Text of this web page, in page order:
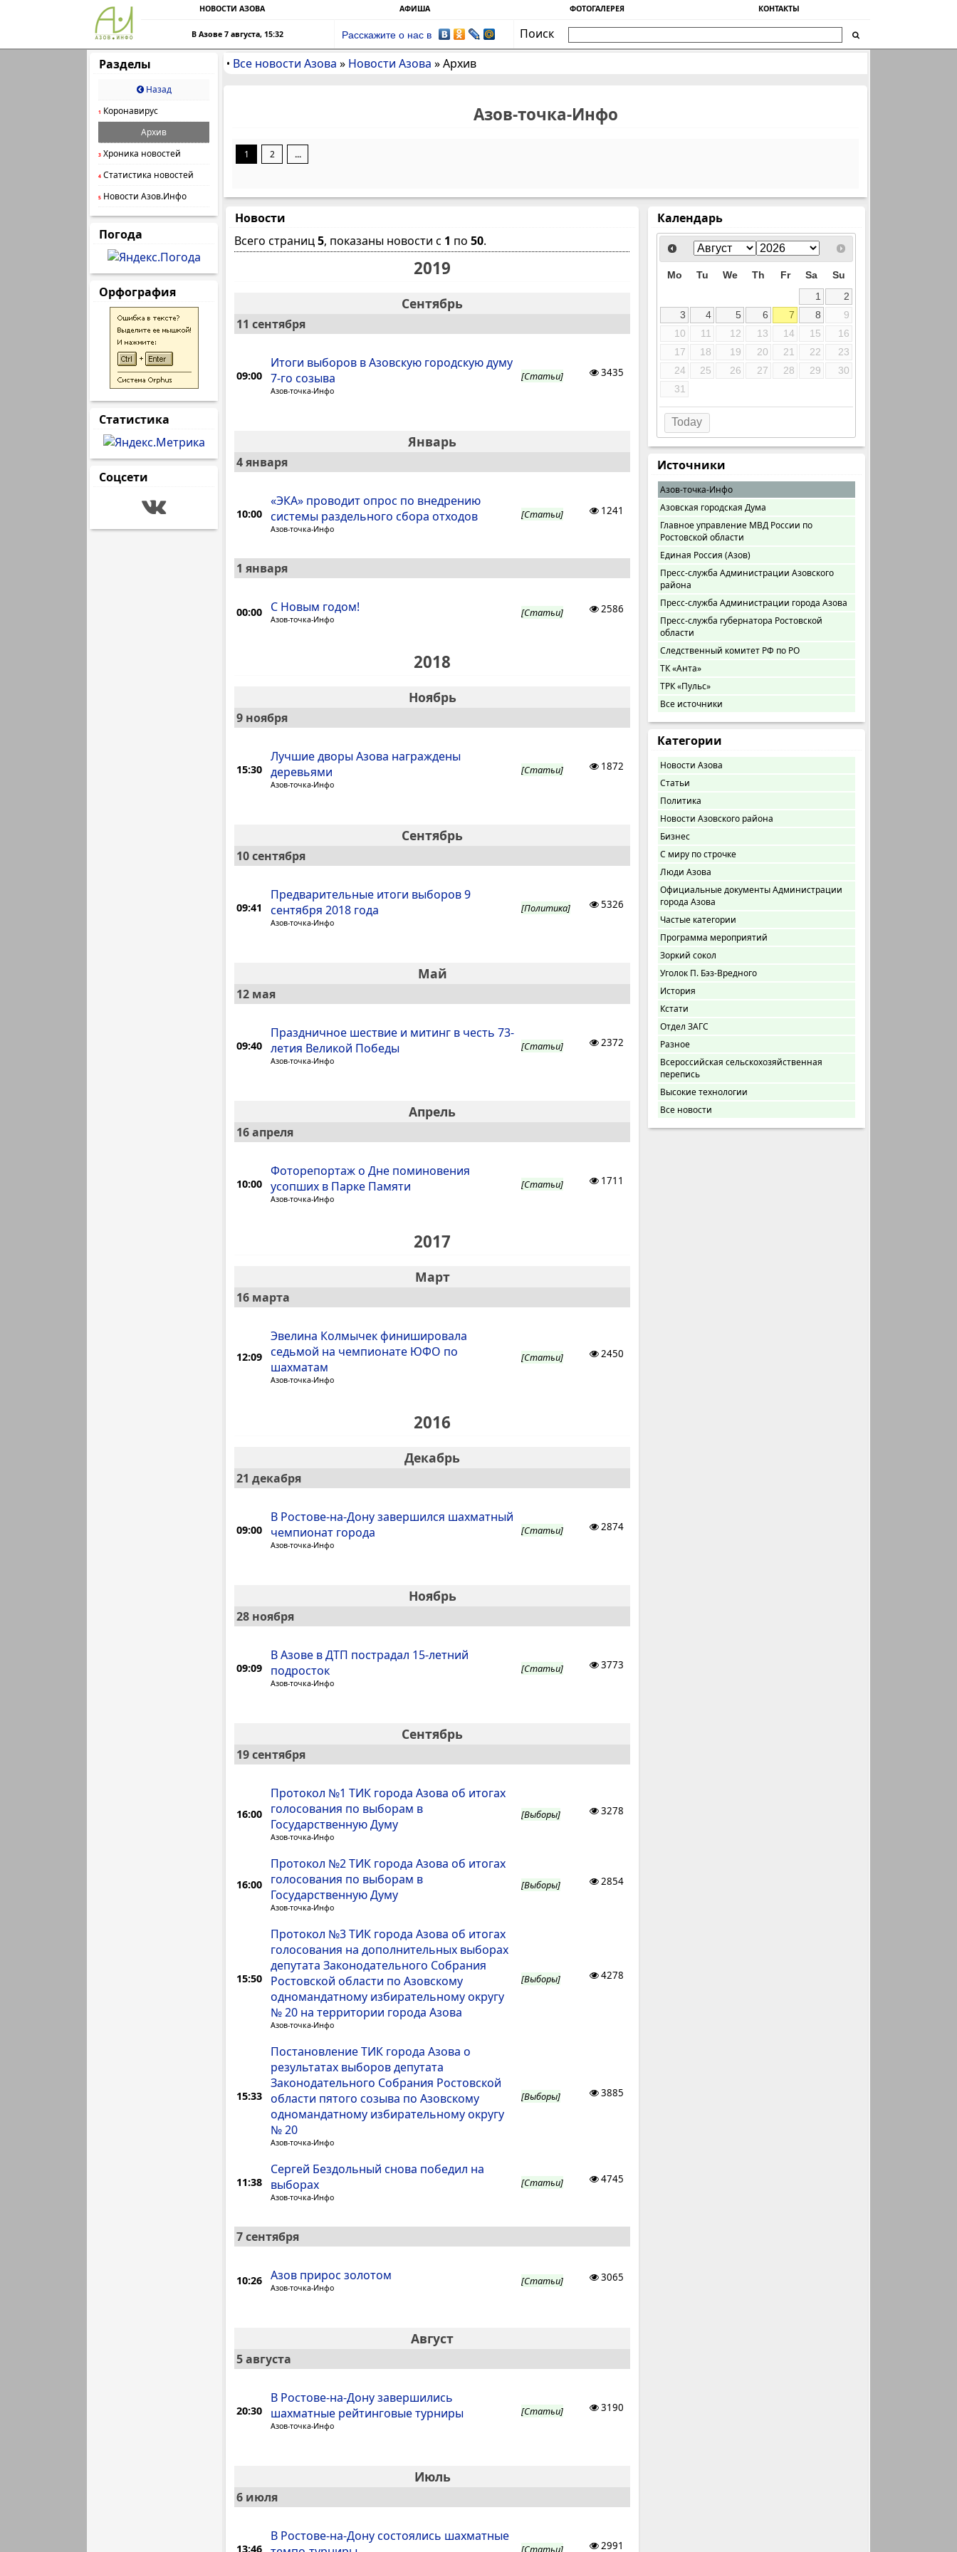
НОВОСТИ АЗОВА АФИША ФОТОГАЛЕРЕЯ КОНТАКТЫ
В Азове 7 августа, 15:32 Расскажите о нас в
Поиск
Разделы
Назад
1 Коронавирус
Архив
3 Хроника новостей
4 Статистика новостей
5 Новости Азов.Инфо
Погода
Орфография
Статистика
Соцсети
• Все новости Азова » Новости Азова »Архив
Азов-точка-Инфо
1 2 ...
Новости
Всего страниц5, показаны новости с 1 по 50.
2019
Сентябрь
11 сентября
09:00
Итоги выборов в Азовскую городскую думу
7-го созыва
Азов-точка-Инфо
[Статьи] 3435
Январь
4 января
10:00
«ЭКА» проводит опрос по внедрению
системы раздельного сбора отходов
Азов-точка-Инфо
[Статьи] 1241
1 января
00:00 С Новым годом!
Азов-точка-Инфо
[Статьи] 2586
2018
Ноябрь
9 ноября
15:30
Лучшие дворы Азова награждены
деревьями
Азов-точка-Инфо
[Статьи] 1872
Сентябрь
10 сентября
09:41
Предварительные итоги выборов 9
сентября 2018 года
Азов-точка-Инфо
[Политика] 5326
Май
12 мая
09:40
Праздничное шествие и митинг в честь 73-
летия Великой Победы
Азов-точка-Инфо
[Статьи] 2372
Апрель
16 апреля
10:00
Фоторепортаж о Дне поминовения
усопших в Парке Памяти
Азов-точка-Инфо
[Статьи] 1711
2017
Март
16 марта
12:09
Эвелина Колмычек финишировала
седьмой на чемпионате ЮФО по
шахматам
Азов-точка-Инфо
[Статьи] 2450
2016
Декабрь
21 декабря
09:00
В Ростове-на-Дону завершился шахматный
чемпионат города
Азов-точка-Инфо
[Статьи] 2874
Ноябрь
28 ноября
09:09
В Азове в ДТП пострадал 15-летний
подросток
Азов-точка-Инфо
[Статьи] 3773
Сентябрь
19 сентября
16:00
Протокол №1 ТИК города Азова об итогах
голосования по выборам в
Государственную Думу
Азов-точка-Инфо
[Выборы] 3278
16:00
Протокол №2 ТИК города Азова об итогах
голосования по выборам в
Государственную Думу
Азов-точка-Инфо
[Выборы] 2854
15:50
Протокол №3 ТИК города Азова об итогах
голосования на дополнительных выборах
депутата Законодательного Собрания
Ростовской области по Азовскому
одномандатному избирательному округу
№ 20 на территории города Азова
Азов-точка-Инфо
[Выборы] 4278
15:33
Постановление ТИК города Азова о
результатах выборов депутата
Законодательного Собрания Ростовской
области пятого созыва по Азовскому
одномандатному избирательному округу
№ 20
Азов-точка-Инфо
[Выборы] 3885
11:38
Сергей Бездольный снова победил на
выборах
Азов-точка-Инфо
[Статьи] 4745
7 сентября
10:26 Азов прирос золотом
Азов-точка-Инфо
[Статьи] 3065
Август
5 августа
20:30
В Ростове-на-Дону завершились
шахматные рейтинговые турниры
Азов-точка-Инфо
[Статьи] 3190
Июль
6 июля
13:46
В Ростове-на-Дону состоялись шахматные
[Статьи] 2991
Календарь
Mo Tu We Th Fr Sa
Su
1
2
3
4 5 6 7 8
9
10
11 12 13 14 15
16
17
18 19 20 21 22
23
24
25 26 27 28 29
30
31
Today
Источники
Азов-точка-Инфо
Азовская городская Дума
Главное управление МВД России по
Ростовской области
Единая Россия (Азов)
Пресс-служба Администрации Азовского
района
Пресс-служба Администрации города Азова
Пресс-служба губернатора Ростовской
области
Следственный комитет РФ по РО
ТК «Анта»
ТРК «Пульс»
Все источники
Категории
Новости Азова
Статьи
Политика
Новости Азовского района
Бизнес
С миру по строчке
Люди Азова
Официальные документы Администрации
города Азова
Частые категории
Программа мероприятий
Зоркий сокол
Уголок П. Бэз-Вредного
История
Кстати
Отдел ЗАГС
Разное
Всероссийская сельскохозяйственная
перепись
Высокие технологии
Все новости